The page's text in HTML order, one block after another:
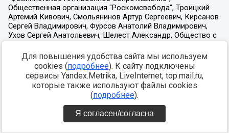
Для повышения удобства сайта мы используем
cookies (подробнее). К сайту подключены
сервисы Yandex.Metrika, LiveInternet, top.mail.ru,
которые также используют файлы cookies
(подробнее).
Я согласен/согласна